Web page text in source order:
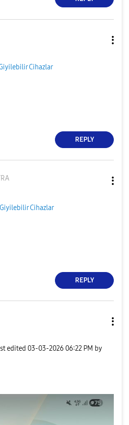
Cihazlar
REPLY
A
Giyilebilir Cihazlar
REPLY
edited ‎03-03-2026 06:22 PM by